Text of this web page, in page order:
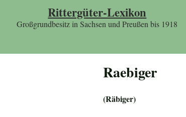
Rittergüter-Lexikon
Großgrundbesitz in Sachsen und Preußen bis 1918
Raebiger
(Räbiger)